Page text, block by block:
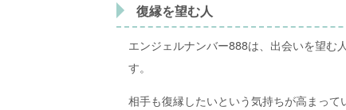
復縁を望む人
エンジェルナンバー888は、出会いを望む人
す。
相手も復縁したいという気持ちが高まっ